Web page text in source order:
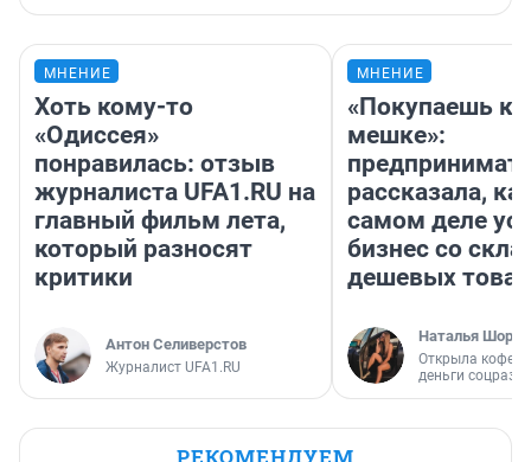
МНЕНИЕ
Хоть кому-то
«Одиссея»
понравилась: отзыв
журналиста UFA1.RU на
главный фильм лета,
который разносят
критики
Антон Селиверстов
Журналист UFA1.RU
МНЕНИЕ
«Покупаешь
мешке»:
рассказала,
самом деле
бизнес со
дешевых
Наталья
Открыла
деньги